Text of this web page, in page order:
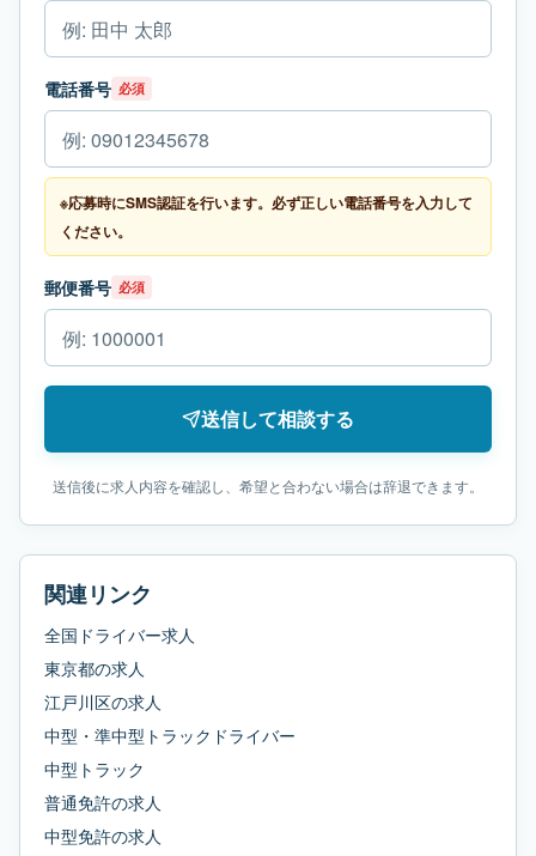
電話番号 必須
※応募時にSMS認証を行います。必ず正しい電話番号を入力して
ください。
郵便番号 必須
送信して相談する
送信後に求人内容を確認し、希望と合わない場合は辞退できます。
関連リンク
全国ドライバー求人
東京都の求人
江戸川区の求人
中型・準中型トラックドライバー
中型トラック
普通免許の求人
中型免許の求人